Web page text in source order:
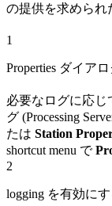
の提供を求められ
1
Properties ダイアロ
必要なログに応じ
グ (Processing
たは Station
shortcut menu で
2
logging を有効にす